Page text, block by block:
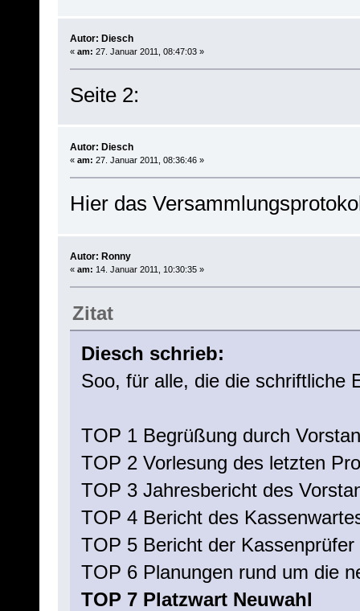
Autor: Diesch
« am: 27. Januar 2011, 08:47:03 »
Seite 2:
Autor: Diesch
« am: 27. Januar 2011, 08:36:46 »
Hier das
Autor: Ronny
« am: 14. Januar 2011, 10:30:35 »
Zitat
Diesch schrieb:
Soo, für alle, die die schriftliche
TOP 1 Begrüßung durch
TOP 2 Vorlesung des letzten
TOP 3 Jahresbericht des
TOP 4 Bericht des
TOP 5 Bericht der
TOP 6 Planungen rund um die
TOP 7 Platzwart Neuwahl